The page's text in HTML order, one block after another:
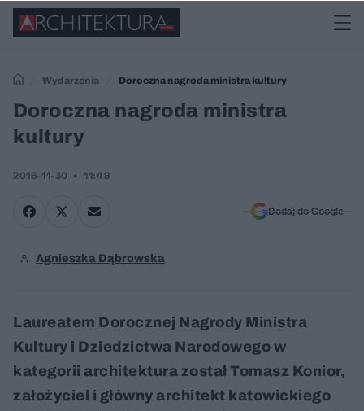
Wydarzenia Doroczna nagroda ministra kultury
Doroczna nagroda ministra
kultury
2016-11-30 11:48
Dodaj do Google
Agnieszka Dąbrowska
Laureatem Dorocznej Nagrody Ministra
Kultury i Dziedzictwa Narodowego w
kategorii architektura został Tomasz Konior,
założyciel i główny architekt katowickiego